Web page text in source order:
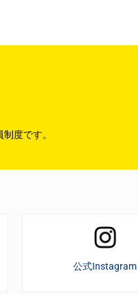
度です。
公式Instagram